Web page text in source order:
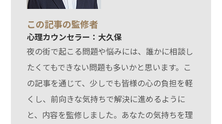
この記事の監修者
心理カウンセラー：大久保
夜の街で起こる問題や悩みには、誰かに相談し
たくてもできない問題も多いかと思います。こ
の記事を通じて、少しでも皆様の心の負担を軽
くし、前向きな気持ちで解決に進めるように
と、内容を監修しました。あなたの気持ちを理